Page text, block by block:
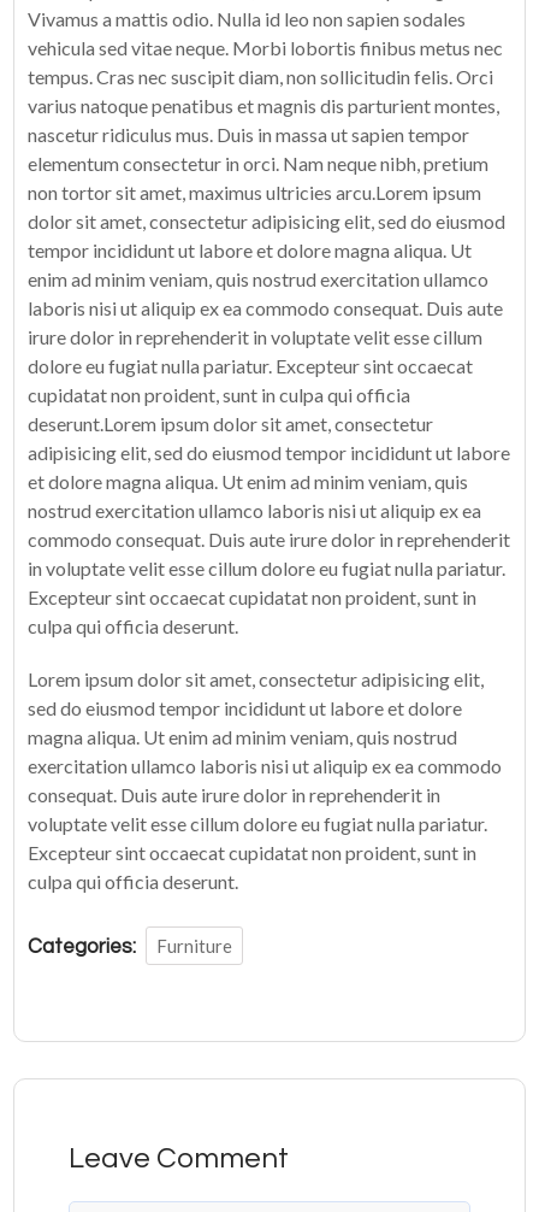
Vivamus a mattis odio. Nulla id leo non sapien sodales
vehicula sed vitae neque. Morbi lobortis finibus metus nec
tempus. Cras nec suscipit diam, non sollicitudin felis. Orci
varius natoque penatibus et magnis dis parturient montes,
nascetur ridiculus mus. Duis in massa ut sapien tempor
elementum consectetur in orci. Nam neque nibh, pretium
non tortor sit amet, maximus ultricies arcu.Lorem ipsum
dolor sit amet, consectetur adipisicing elit, sed do eiusmod
tempor incididunt ut labore et dolore magna aliqua. Ut
enim ad minim veniam, quis nostrud exercitation ullamco
laboris nisi ut aliquip ex ea commodo consequat. Duis aute
irure dolor in reprehenderit in voluptate velit esse cillum
dolore eu fugiat nulla pariatur. Excepteur sint occaecat
cupidatat non proident, sunt in culpa qui officia
deserunt.Lorem ipsum dolor sit amet, consectetur
adipisicing elit, sed do eiusmod tempor incididunt ut labore
et dolore magna aliqua. Ut enim ad minim veniam, quis
nostrud exercitation ullamco laboris nisi ut aliquip ex ea
commodo consequat. Duis aute irure dolor in reprehenderit
in voluptate velit esse cillum dolore eu fugiat nulla pariatur.
Excepteur sint occaecat cupidatat non proident, sunt in
culpa qui officia deserunt.
Lorem ipsum dolor sit amet, consectetur adipisicing elit,
sed do eiusmod tempor incididunt ut labore et dolore
magna aliqua. Ut enim ad minim veniam, quis nostrud
exercitation ullamco laboris nisi ut aliquip ex ea commodo
consequat. Duis aute irure dolor in reprehenderit in
voluptate velit esse cillum dolore eu fugiat nulla pariatur.
Excepteur sint occaecat cupidatat non proident, sunt in
culpa qui officia deserunt.
Categories: Furniture
Leave Comment